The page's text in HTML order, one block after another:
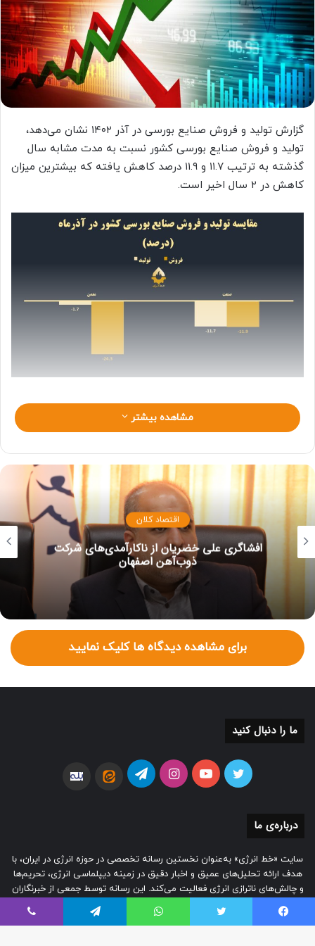
گزارش تولید و فروش صنایع بورسی در آذر ۱۴۰۲ نشان می‌دهد،
تولید و فروش صنایع بورسی کشور نسبت به مدت مشابه سال
گذشته به ترتیب ۱۱.۷ و ۱۱.۹ درصد کاهش یافته که بیشترین میزان
کاهش در ۲ سال اخیر است.
از طرفی تولید و فروش معادن کشور نیز به ترتیب با کاهش ۱.۷ و
۲۴.۳ درصدی مواجه شده است. کارشناسان این وضعیت را
مشاهده بیشتر
اقتصاد کلان
افشاگری علی خضریان از ناکارآمدی‌های شرکت
ذوب‌آهن اصفهان
برای مشاهده دیدگاه ها کلیک نمایید
ما را دنبال کنید
توییتریوتیوباینستاگرام
تلگرام ایتا
درباره‌ی ما
سایت «خط انرژی» به‌عنوان نخستین رسانه تخصصی در حوزه انرژی در ایران، با
هدف ارائه تحلیل‌های عمیق و اخبار دقیق در زمینه دیپلماسی انرژی، تحریم‌ها
و چالش‌های ناترازی انرژی فعالیت می‌کند. این رسانه توسط جمعی از خبرنگاران
متخصص تأسیس شده و به‌صورت مستقل به پوشش موضوعات کلیدی در
صنایع نفت، گاز، برق، آب و پتروشیمی می‌پردازد.
فیسبوک توییتر واتس آپ تلگرام وایبر